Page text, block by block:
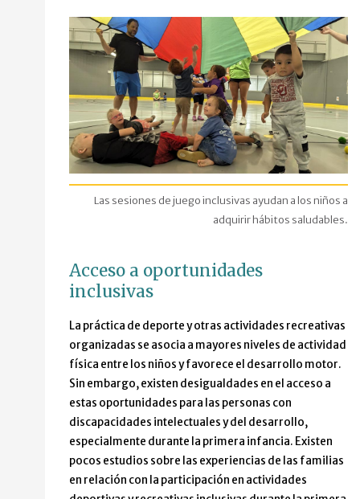
Las sesiones de juego inclusivas ayudan a los niños a
adquirir hábitos saludables.
Acceso a oportunidades
inclusivas
La práctica de deporte y otras actividades recreativas
organizadas se asocia a mayores niveles de actividad
física entre los niños y favorece el desarrollo motor.
Sin embargo, existen desigualdades en el acceso a
estas oportunidades para las personas con
discapacidades intelectuales y del desarrollo,
especialmente durante la primera infancia. Existen
pocos estudios sobre las experiencias de las familias
en relación con la participación en actividades